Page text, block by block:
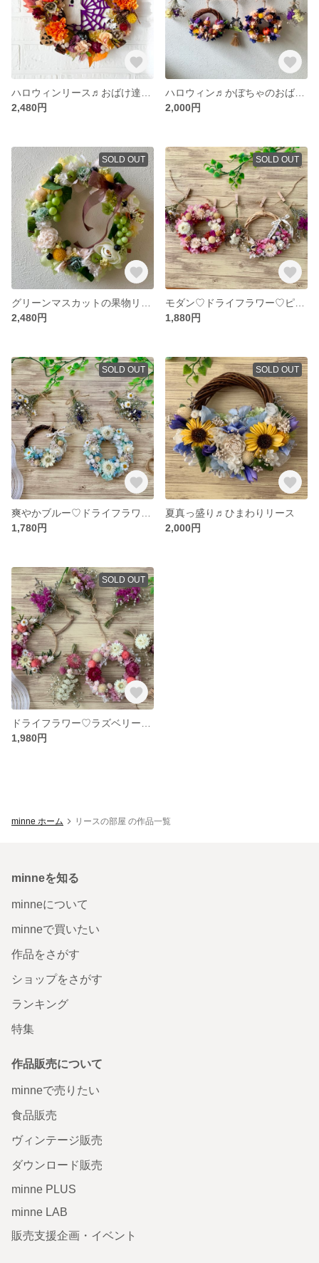
2,480円
2,000円
SOLD OUT
2,480円
SOLD OUT
1,880円
SOLD OUT
1,780円
SOLD OUT
夏真っ盛り♬ひまわりリース
2,000円
SOLD OUT
1,980円
minne ホーム リースの部屋 の作品一覧
minneを知る
minneについて
minneで買いたい
作品をさがす
ショップをさがす
ランキング
特集
作品販売について
minneで売りたい
食品販売
ヴィンテージ販売
ダウンロード販売
minne PLUS
minne LAB
販売支援企画・イベント